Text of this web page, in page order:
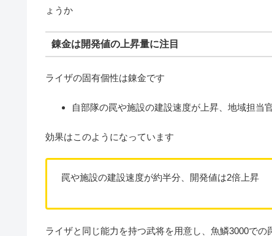
ょうか
錬金は開発値の上昇量に注目
ライザの固有個性は錬金です
自部隊の罠や施設の建設速度が上昇、地域担当
効果はこのようになっています
罠や施設の建設速度が約半分、開発値は2倍上昇
ライザと同じ能力を持つ武将を用意し、魚鱗3000で